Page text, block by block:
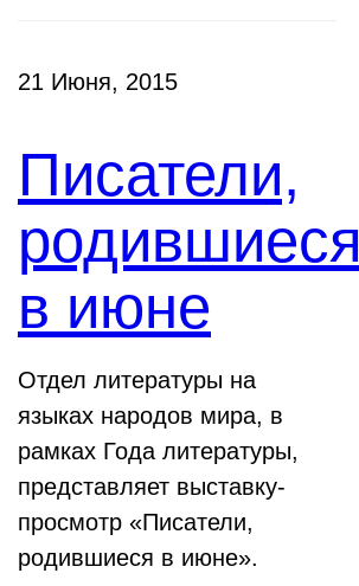
21 Июня, 2015
Писатели,
родившиеся
в июне
Отдел литературы на
языках народов мира, в
рамках Года литературы,
представляет выставку-
просмотр «Писатели,
родившиеся в июне».